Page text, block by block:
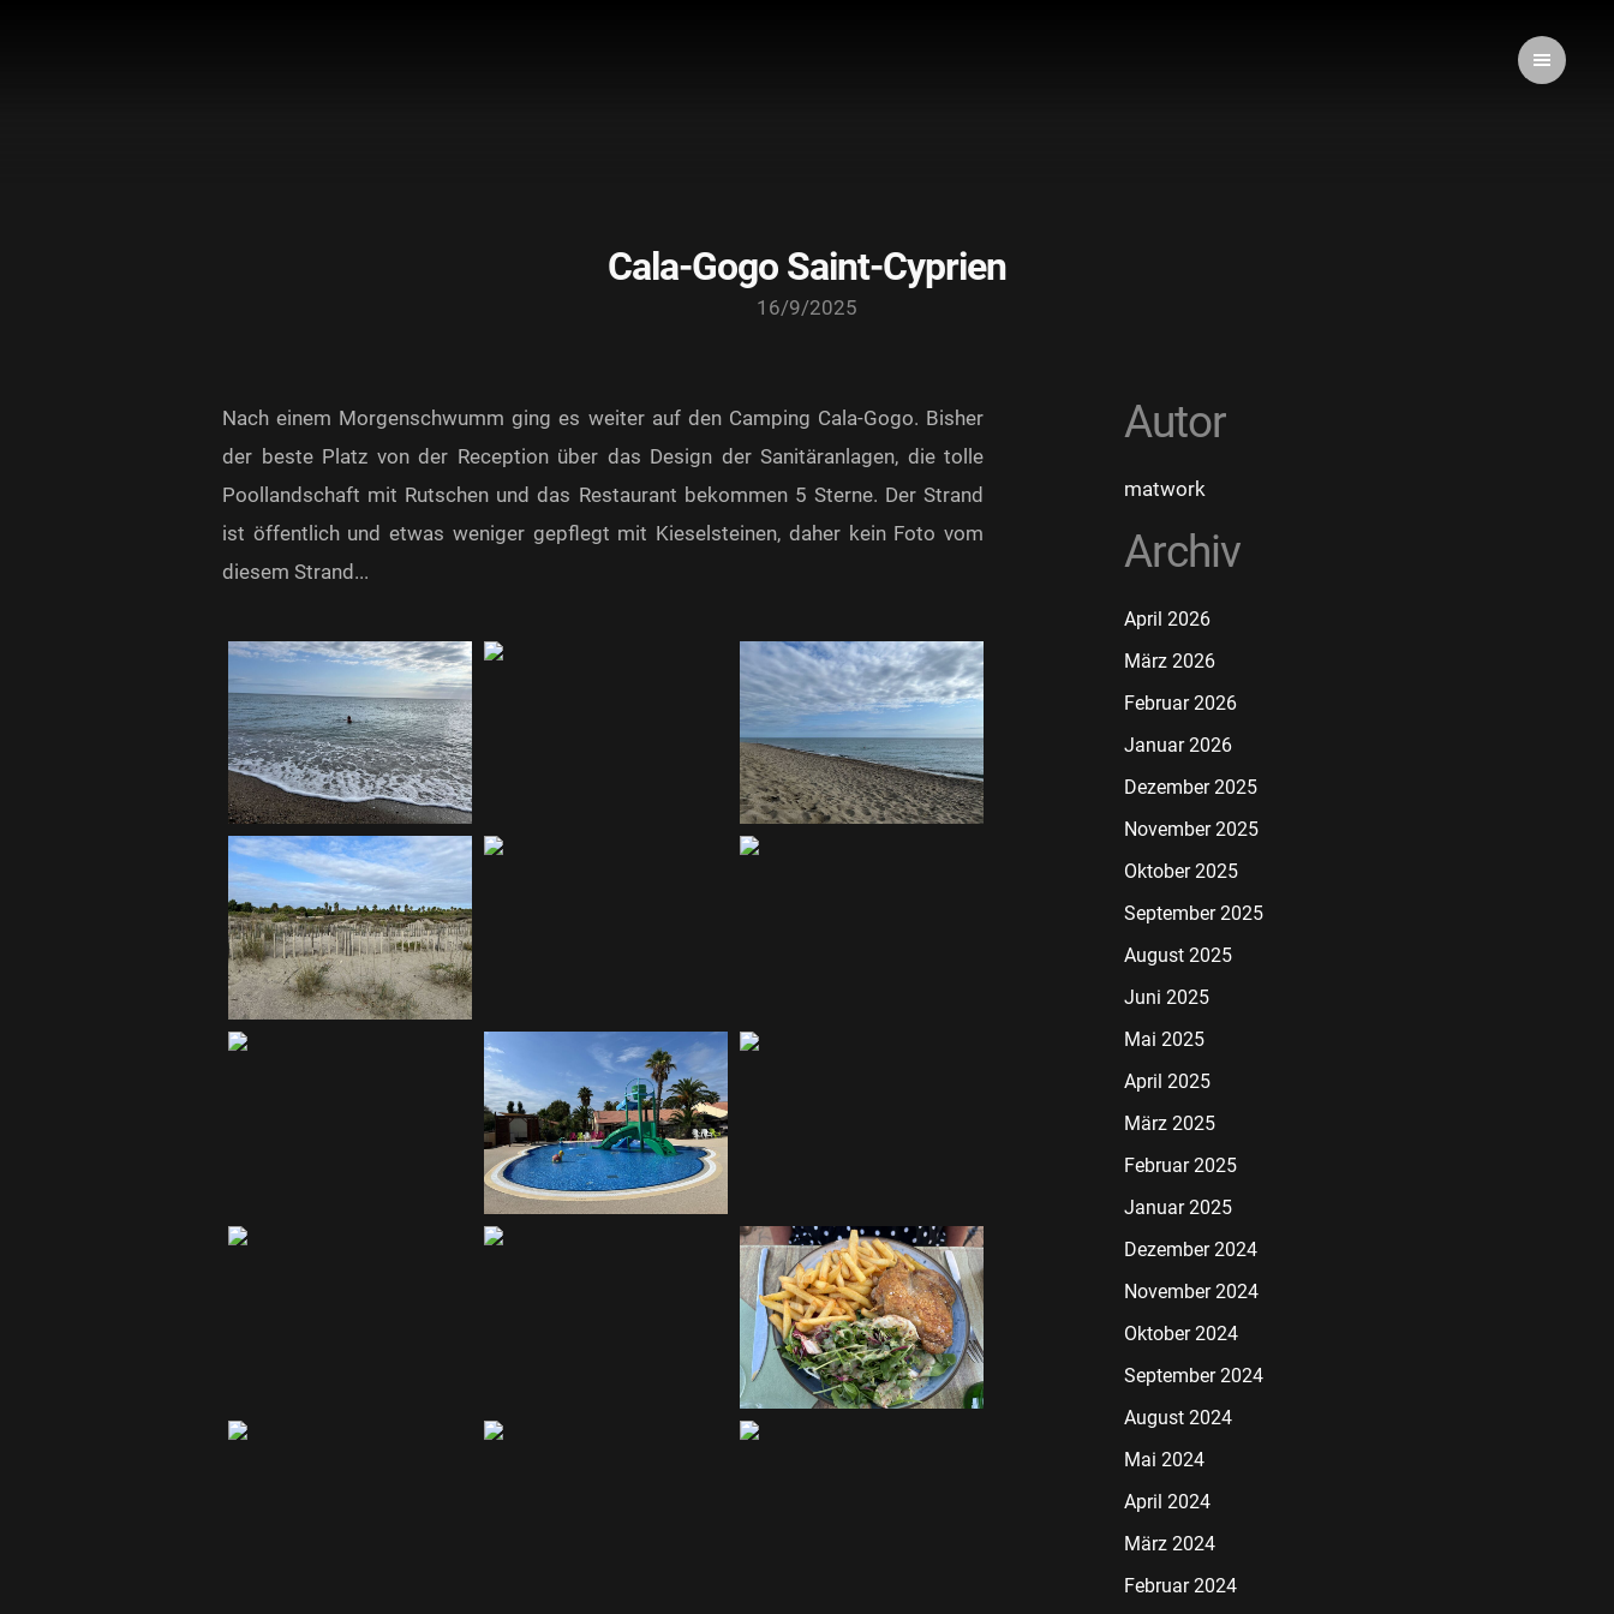
Cala-Gogo Saint-Cyprien
16/9/2025
Nach einem Morgenschwumm ging es weiter auf den Camping Cala-Gogo. Bisher
der beste Platz von der Reception über das Design der Sanitäranlagen, die tolle
Poollandschaft mit Rutschen und das Restaurant bekommen 5 Sterne. Der Strand
ist öffentlich und etwas weniger gepflegt mit Kieselsteinen, daher kein Foto vom
diesem Strand...
Autor
matwork
Archiv
April 2026
März 2026
Februar 2026
Januar 2026
Dezember 2025
November 2025
Oktober 2025
September 2025
August 2025
Juni 2025
Mai 2025
April 2025
März 2025
Februar 2025
Januar 2025
Dezember 2024
November 2024
Oktober 2024
September 2024
August 2024
Mai 2024
April 2024
März 2024
Februar 2024